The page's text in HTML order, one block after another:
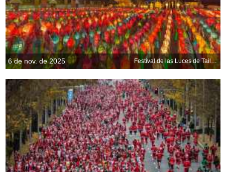
6 de nov. de 2025 Festival de las Luces de Tailandia (Loy Krathong y Yi Peng)